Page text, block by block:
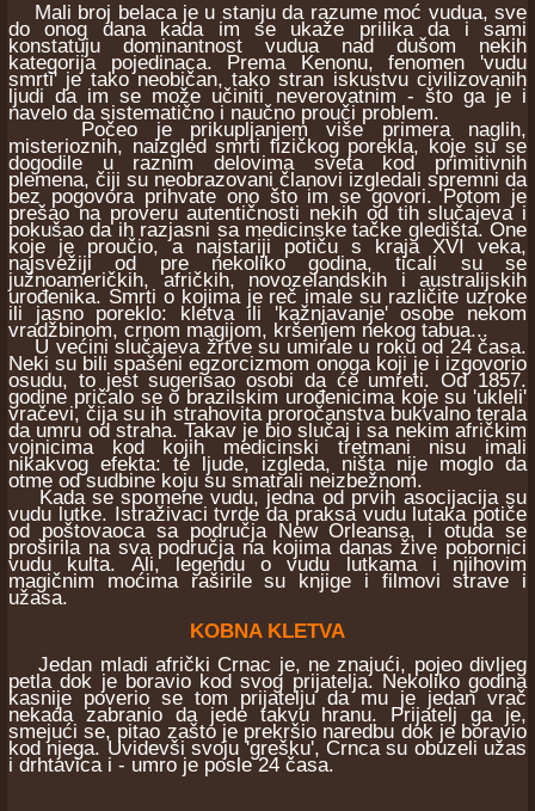
Mali broj belaca je u stanju da razume moć vudua, sve
do onog dana kada im se ukaže prilika da i sami
konstatuju dominantnost vudua nad dušom nekih
kategorija pojedinaca. Prema Kenonu, fenomen 'vudu
smrti' je tako neobičan, tako stran iskustvu civilizovanih
ljudi da im se može učiniti neverovatnim - što ga je i
navelo da sistematično i naučno prouči problem.
Počeo je prikupljanjem više primera naglih,
misterioznih, naizgled smrti fizičkog porekla, koje su se
dogodile u raznim delovima sveta kod primitivnih
plemena, čiji su neobrazovani članovi izgledali spremni da
bez pogovora prihvate ono što im se govori. Potom je
prešao na proveru autentičnosti nekih od tih slučajeva i
pokušao da ih razjasni sa medicinske tačke gledišta. One
koje je proučio, a najstariji potiču s kraja XVI veka,
najsvežiji od pre nekoliko godina, ticali su se
južnoameričkih, afričkih, novozelandskih i australijskih
urođenika. Smrti o kojima je reč imale su različite uzroke
ili jasno poreklo: kletva ili 'kažnjavanje' osobe nekom
vradžbinom, crnom magijom, kršenjem nekog tabua...
U većini slučajeva žrtve su umirale u roku od 24 časa.
Neki su bili spašeni egzorcizmom onoga koji je i izgovorio
osudu, to jest sugerisao osobi da će umreti. Od 1857.
godine pričalo se o brazilskim urođenicima koje su 'ukleli'
vračevi, čija su ih strahovita proročanstva bukvalno terala
da umru od straha. Takav je bio slučaj i sa nekim afričkim
vojnicima kod kojih medicinski tretmani nisu imali
nikakvog efekta: te ljude, izgleda, ništa nije moglo da
otme od sudbine koju su smatrali neizbežnom.
Kada se spomene vudu, jedna od prvih asocijacija su
vudu lutke. Istraživaci tvrde da praksa vudu lutaka potiče
od poštovaoca sa područja New Orleansa, i otuda se
proširila na sva područja na kojima danas žive pobornici
vudu kulta. Ali, legendu o vudu lutkama i njihovim
magičnim moćima raširile su knjige i filmovi strave i
užasa.
KOBNA KLETVA
Jedan mladi afrički Crnac je, ne znajući, pojeo divljeg
petla dok je boravio kod svog prijatelja. Nekoliko godina
kasnije poverio se tom prijatelju da mu je jedan vrač
nekada zabranio da jede takvu hranu. Prijatelj ga je,
smejući se, pitao zašto je prekršio naredbu dok je boravio
kod njega. Uvidevši svoju 'grešku', Crnca su obuzeli užas
i drhtavica i - umro je posle 24 časa.